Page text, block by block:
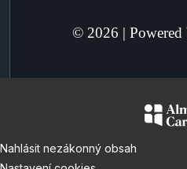
© 2026 | Powered
Nahlásit nezákonný obsah